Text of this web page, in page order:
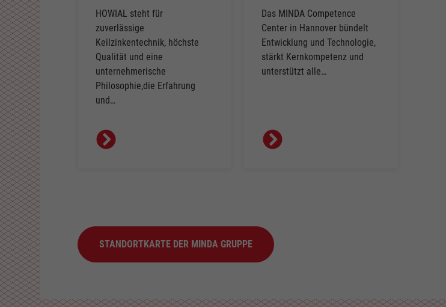
HOWIAL steht für
zuverlässige
Keilzinkentechnik, höchste
Qualität und eine
unternehmerische
Philosophie,die Erfahrung
und…
Das MINDA Competence
Center in Hannover bündelt
Entwicklung und Technologie,
stärkt Kernkompetenz und
unterstützt alle…
STANDORTKARTE DER MINDA GRUPPE